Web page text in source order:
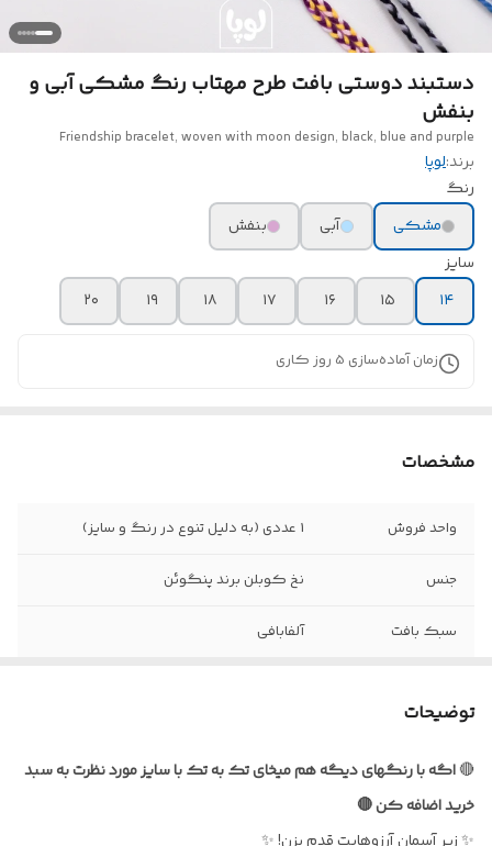
دستبند دوستی بافت طرح مهتاب رنگ مشکی آبی و
بنفش
Friendship bracelet, woven with moon design, black, blue and purple
برند:لوپا
رنگ
مشکی
آبی
بنفش
سایز
۱۴
۱۵ ۱۶ ۱۷ ۱۸ ۱۹ ۲۰
زمان آماده‌سازی 5 روز کاری
مشخصات
واحد فروش 1 عددی (به دلیل تنوع در رنگ و سایز)
جنس نخ کوبلن برند پنگوئن
سبک بافت آلفابافی
توضیحات
🔴اگه با رنگهای دیگه هم میخای تک به تک با سایز مورد نظرت به سبد
خرید اضافه کن 🔴